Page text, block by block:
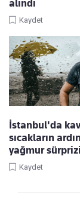
alındı
Kaydet
İstanbul'da
sıcakların
yağmur sürprizi
Kaydet